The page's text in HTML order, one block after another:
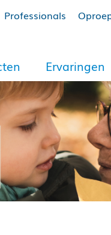
Professionals
Ervaringen